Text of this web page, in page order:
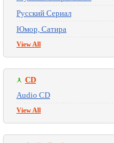
Русский Сериал
Юмор, Сатира
View All
CD
Audio CD
View All